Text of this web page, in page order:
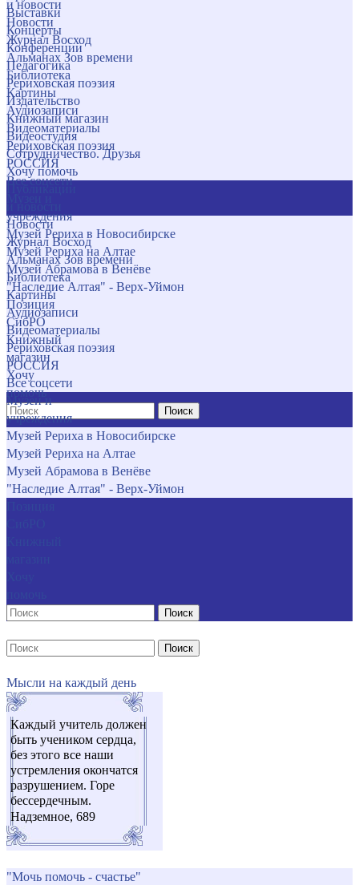
и новости
Новости
Журнал Восход
Альманах Зов времени
Библиотека
Картины
Аудиозаписи
Видеоматериалы
Рериховская поэзия
РОССИЯ
Все соцсети
учреждения
Музей Рериха в Новосибирске
Музей Рериха на Алтае
Музей Абрамова в Венёве
"Наследие Алтая" - Верх-Уймон
Позиция
СибРО
Книжный
магазин
Хочу
помочь
Поиск
Выставки
Концерты
Конференции
Педагогика
Рериховская поэзия
Издательство
Книжный магазин
Видеостудия
Сотрудничество. Друзья
Хочу помочь
Новости
Журнал Восход
Альманах Зов времени
Библиотека
Картины
Аудиозаписи
Видеоматериалы
Рериховская поэзия
РОССИЯ
Все соцсети
Музеи и
учреждения
Музей Рериха в Новосибирске
Музей Рериха на Алтае
Музей Абрамова в Венёве
"Наследие Алтая" - Верх-Уймон
Поиск
Поиск
Мысли на каждый день
Каждый учитель должен
быть учеником сердца,
без этого все наши
устремления окончатся
разрушением. Горе
бессердечным.
Надземное, 689
"Мочь помочь - счастье"